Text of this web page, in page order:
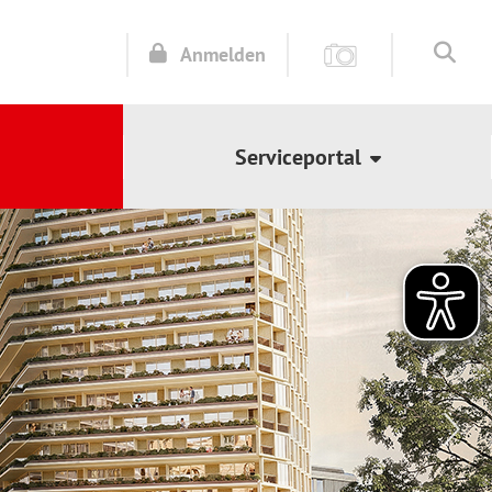
Anmelden
Serviceportal